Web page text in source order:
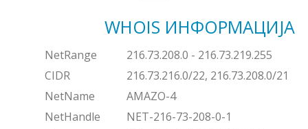
WHOIS ИНФОРМАЦИЈА
NetRange
216.73.208.0 - 216.73.219.255
CIDR
216.73.216.0/22, 216.73.208.0/21
NetName
AMAZO-4
NetHandle
NET-216-73-208-0-1